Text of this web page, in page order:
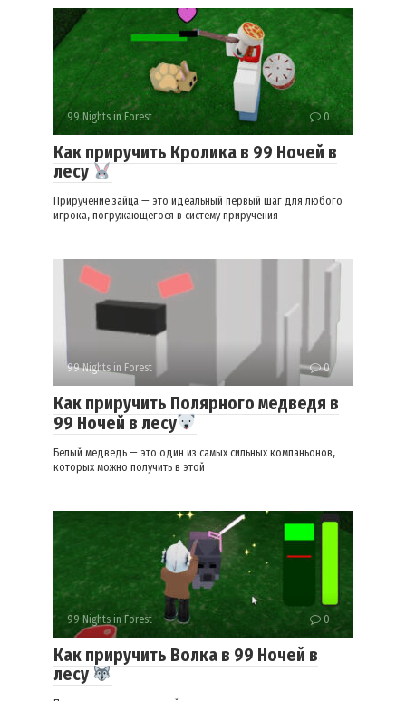
99 Nights in Forest 0
Как приручить Кролика в 99 Ночей в
лесу
Приручение зайца — это идеальный первый шаг для любого
игрока, погружающегося в систему приручения
99 Nights in Forest 0
Как приручить Полярного медведя в
99 Ночей в лесу
Белый медведь — это один из самых сильных компаньонов,
которых можно получить в этой
99 Nights in Forest 0
Как приручить Волка в 99 Ночей в
лесу